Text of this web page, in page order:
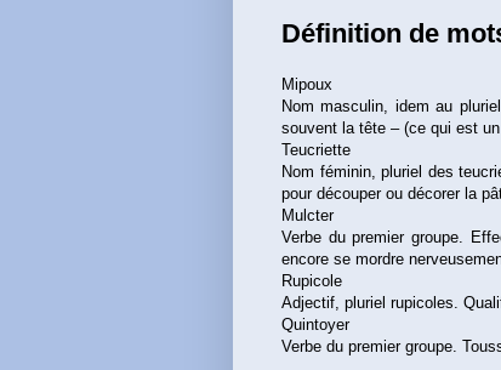
Définition de
Mipoux
Nom masculin, idem au
souvent la tête – (ce qui est
Teucriette
Nom féminin, pluriel des
pour découper ou décorer la
Mulcter
Verbe du premier groupe.
encore se mordre
Rupicole
Adjectif, pluriel rupicoles.
Quintoyer
Verbe du premier groupe.